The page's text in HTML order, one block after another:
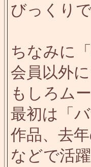
びっくり
ちなみに
会員以外
もしろム
最初は「
作品、去
などで活